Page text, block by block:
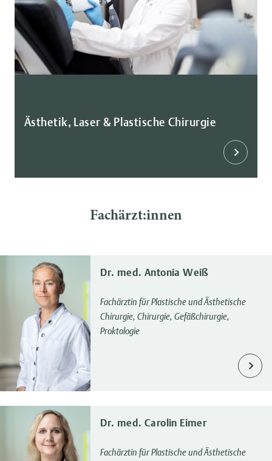
Ästhetik, Laser & Plastische Chirurgie
Fachärzt:innen
Dr. med. Antonia Weiß
Fachärztin für Plastische und Ästhetische
Chirurgie, Chirurgie, Gefäßchirurgie,
Proktologie
Dr. med. Carolin Eimer
Fachärztin für Plastische und Ästhetische